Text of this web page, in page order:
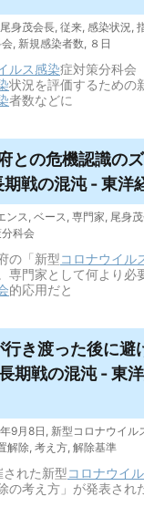
尾身茂会長, 従来, 感染状況,
, 新規感染者数, ８日
ルス感染症対策分科会
状況を評価するための
者数などに
との危機認識の
戦の混沌 - 東洋
ンス, ベース, 専門家, 尾身
科会
の「新型コロナウイル
専門家として何より必
的応用だと
き渡った後に避
期戦の混沌 - 東
9月8日 , 新型コロナウイル
解除, 考え方, 解除基準
れた新型コロナウイ
の考え方」が発表され